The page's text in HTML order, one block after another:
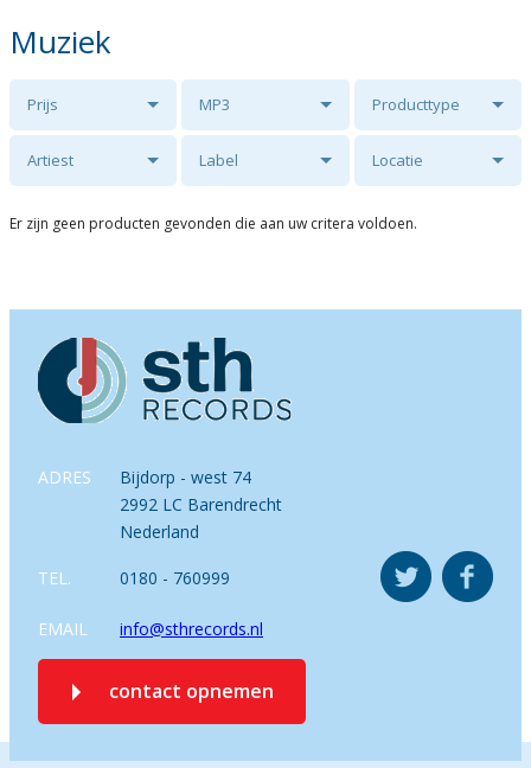
Muziek
Prijs MP3 Producttype
Artiest Label Locatie
Er zijn geen producten gevonden die aan uw critera voldoen.
ADRES
Bijdorp - west 74
2992 LC Barendrecht
Nederland
TEL. 0180 - 760999
EMAIL info@sthrecords.nl
contact opnemen